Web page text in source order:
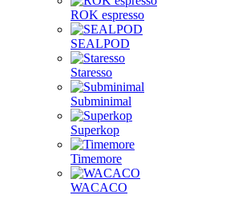
ROK espresso
SEALPOD
Staresso
Subminimal
Superkop
Timemore
WACACO